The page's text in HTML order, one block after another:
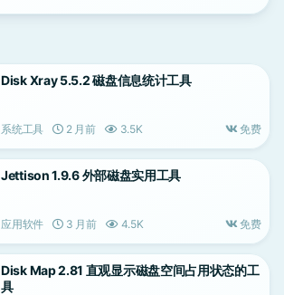
Disk Xray 5.5.2 磁盘信息统计工具
系统工具 2 月前 3.5K 免费
Jettison 1.9.6 外部磁盘实用工具
应用软件 3 月前 4.5K 免费
Disk Map 2.81 直观显示磁盘空间占用状态的工
具